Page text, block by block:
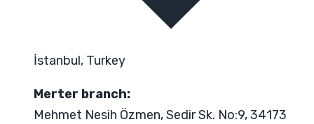
İstanbul, Turkey
Merter branch:
Mehmet Nesih Özmen, Sedir Sk. No:9, 34173